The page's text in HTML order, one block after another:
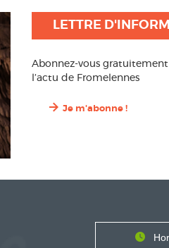
LETTRE
Abonnez-vous
l’actu de Fromelennes
Je m'abonne !